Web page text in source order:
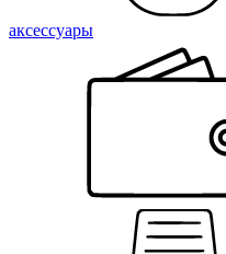
аксессуары